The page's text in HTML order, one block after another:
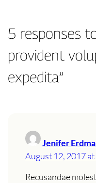
5 responses
provident
expedita”
Jenifer
August 12, 2017 at
Recusandae